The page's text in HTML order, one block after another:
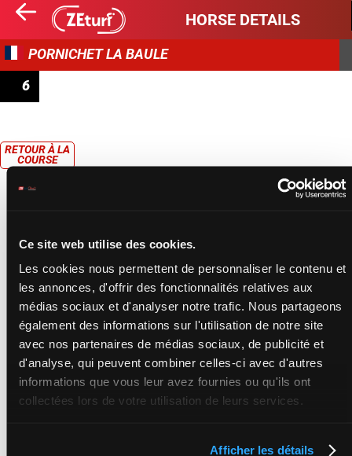
Ce site web utilise des cookies.
Les cookies nous permettent de personnaliser le contenu et
les annonces, d'offrir des fonctionnalités relatives aux
médias sociaux et d'analyser notre trafic. Nous partageons
également des informations sur l'utilisation de notre site
avec nos partenaires de médias sociaux, de publicité et
d'analyse, qui peuvent combiner celles-ci avec d'autres
informations que vous leur avez fournies ou qu'ils ont
collectées lors de votre utilisation de leurs services.
Afficher les détails
HORSE DETAILS
PORNICHET LA BAULE
6
RETOUR À LA
COURSE